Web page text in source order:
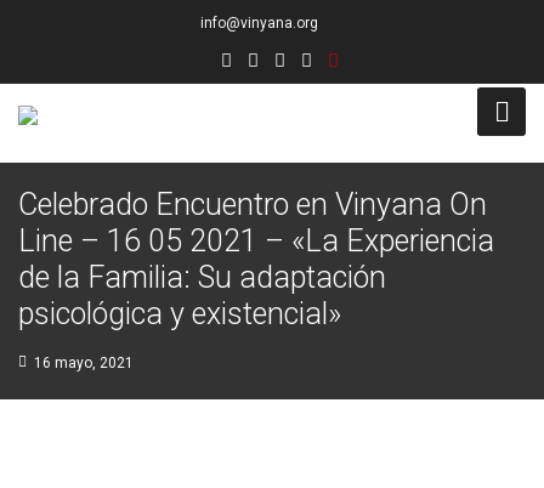
info@vinyana.org
Conócenos
Socios Fundadores
Junta Directiva
Celebrado Encuentro en Vinyana On
Line – 16 05 2021 – «La Experiencia
de la Familia: Su adaptación
psicológica y existencial»
16 mayo, 2021